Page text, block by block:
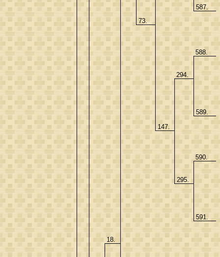
18.
73.
587.
147.
294.
588.
589.
295.
590.
591.